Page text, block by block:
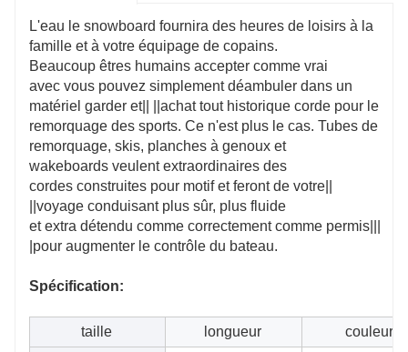
L'eau le snowboard fournira des heures de loisirs à la
famille et à votre équipage de copains.
Beaucoup êtres humains accepter comme vrai
avec vous pouvez simplement déambuler dans un
matériel garder et|| ||achat tout historique corde pour le
remorquage des sports. Ce n'est plus le cas. Tubes de
remorquage, skis, planches à genoux et
wakeboards veulent extraordinaires des
cordes construites pour motif et feront de votre||
||voyage conduisant plus sûr, plus fluide
et extra détendu comme correctement comme permis|||
|pour augmenter le contrôle du bateau.
Spécification:
taille longueur
couleur